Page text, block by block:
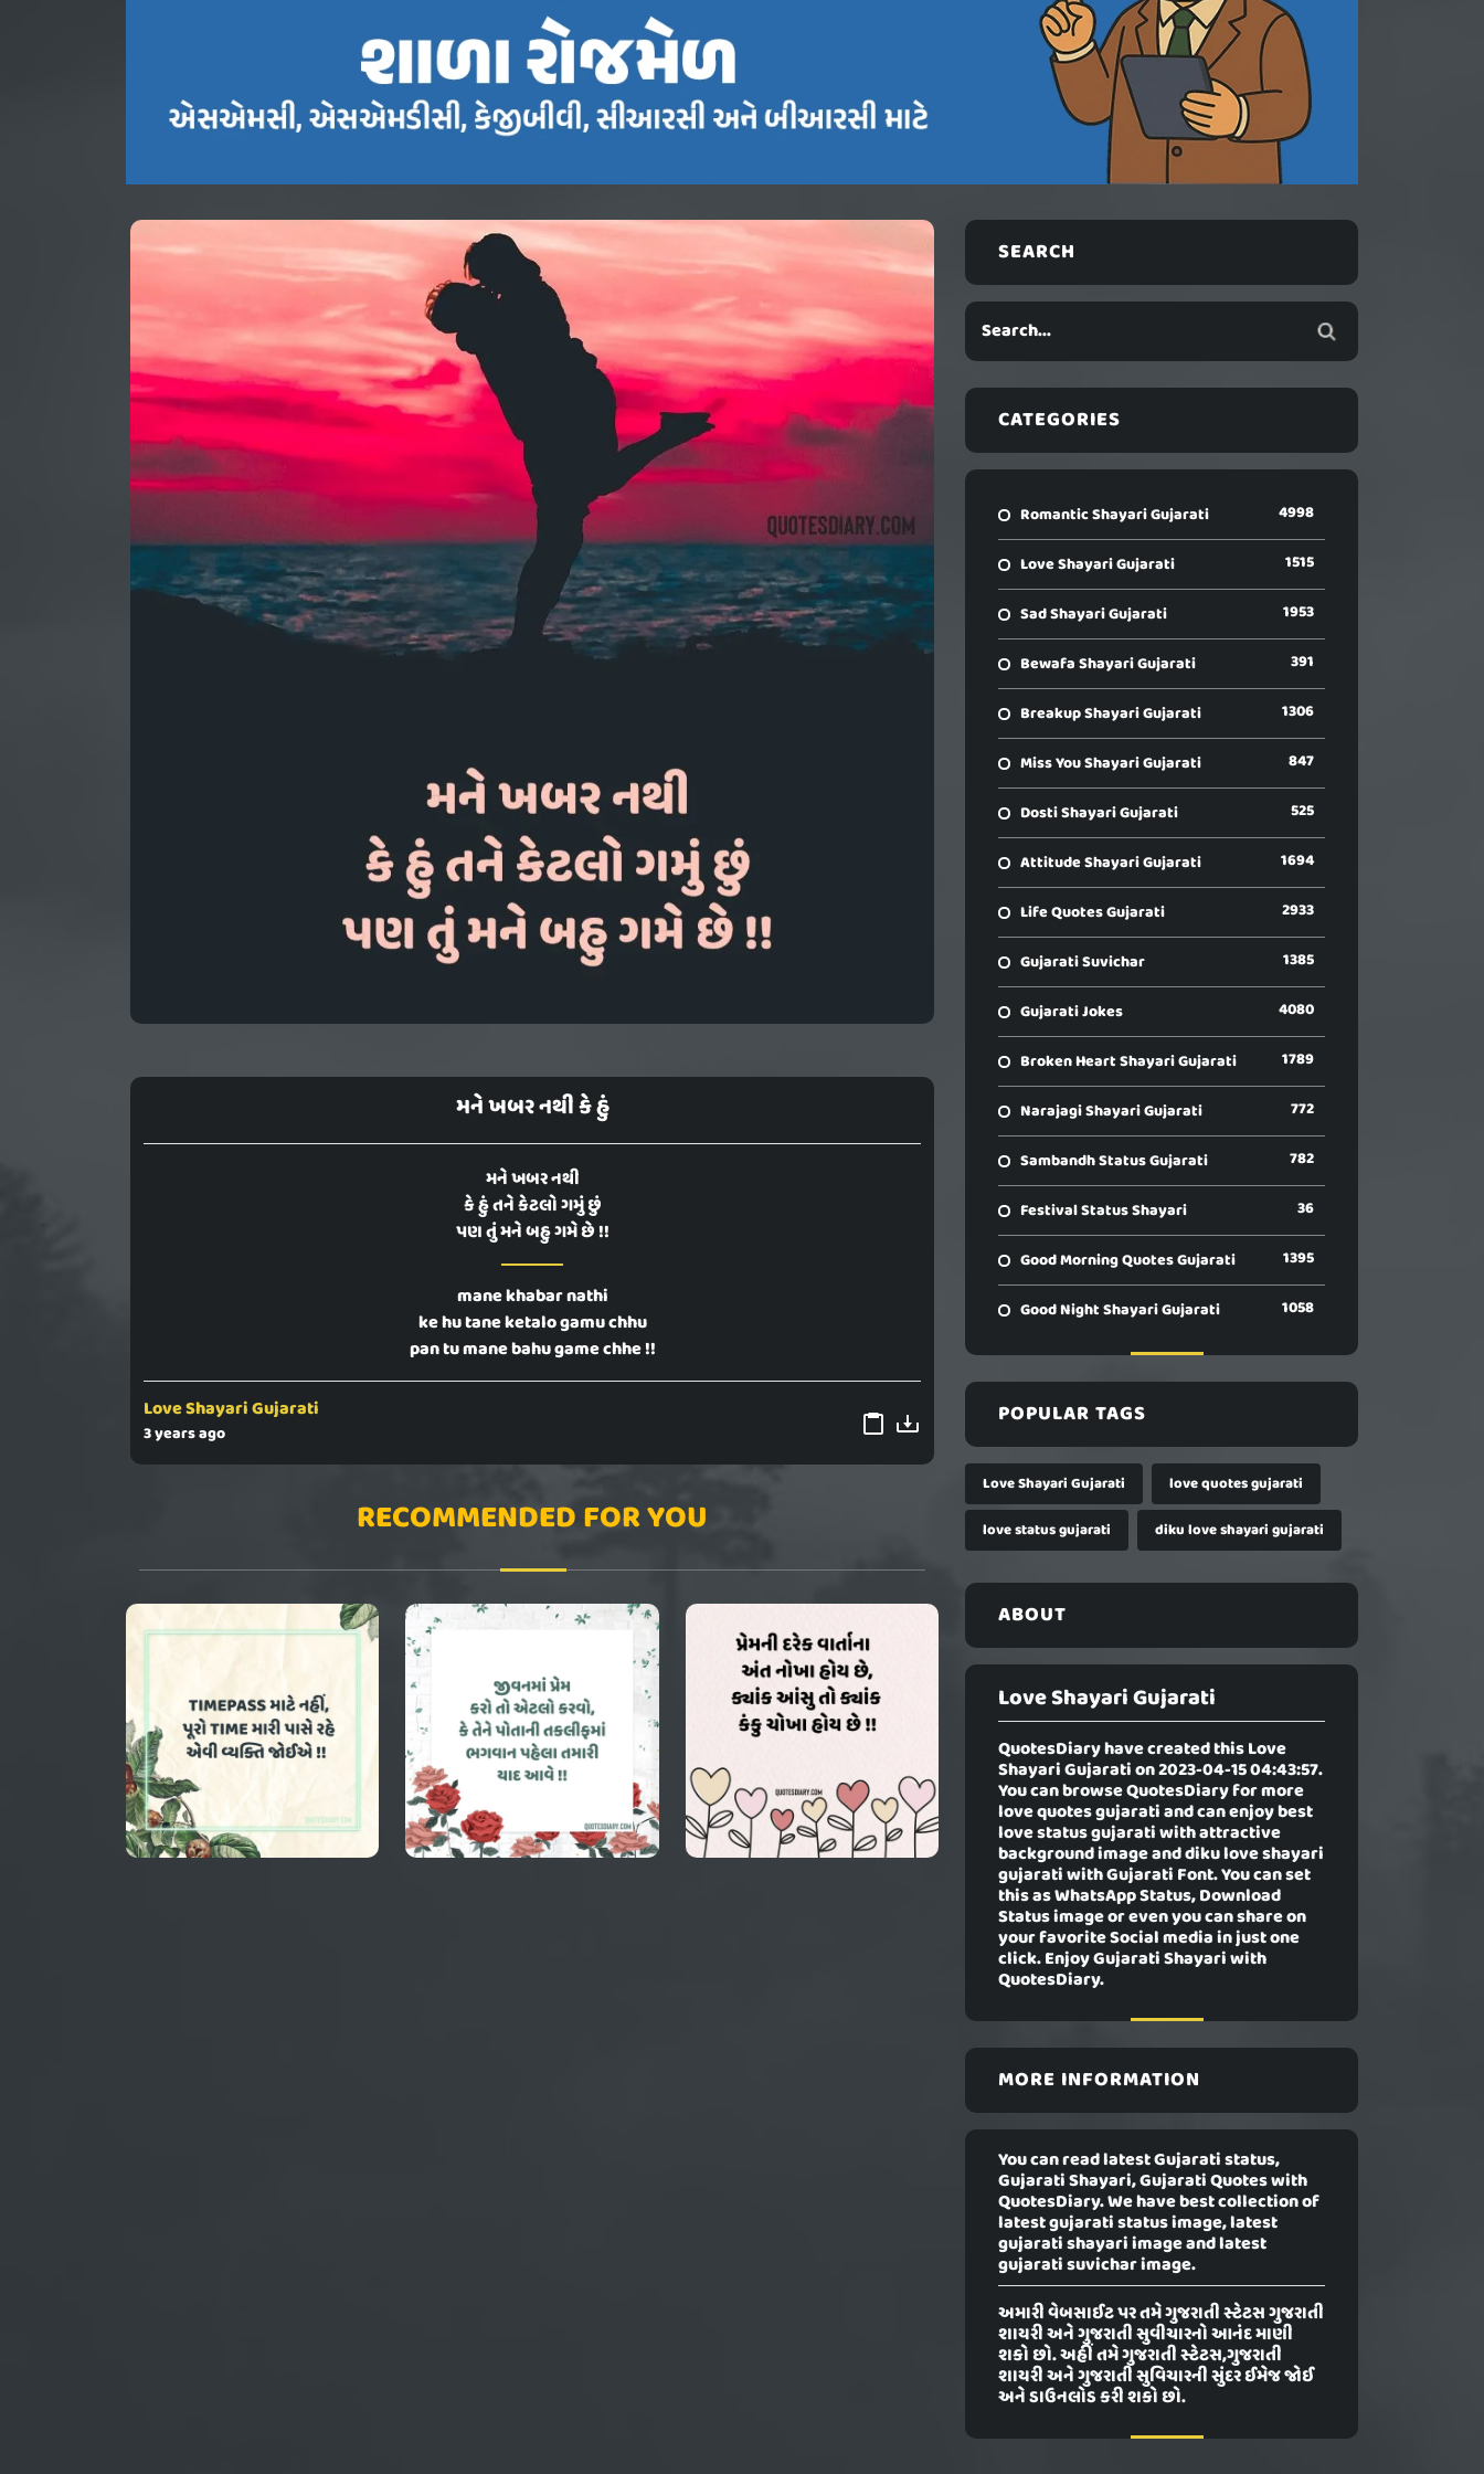
મને ખબર નથી કે હું
મને ખબર નથી
કે હું તને કેટલો ગમું છું
પણ તું મને બહુ ગમે છે !!
mane khabar nathi
ke hu tane ketalo gamu chhu
pan tu mane bahu game chhe !!
Love Shayari Gujarati
3 years ago
RECOMMENDED FOR YOU
SEARCH
CATEGORIES
Romantic Shayari Gujarati 4998
Love Shayari Gujarati 1515
Sad Shayari Gujarati 1953
Bewafa Shayari Gujarati 391
Breakup Shayari Gujarati 1306
Miss You Shayari Gujarati 847
Dosti Shayari Gujarati 525
Attitude Shayari Gujarati 1694
Life Quotes Gujarati 2933
Gujarati Suvichar 1385
Gujarati Jokes 4080
Broken Heart Shayari Gujarati 1789
Narajagi Shayari Gujarati 772
Sambandh Status Gujarati 782
Festival Status Shayari 36
Good Morning Quotes Gujarati 1395
Good Night Shayari Gujarati 1058
POPULAR TAGS
Love Shayari Gujarati
love quotes gujarati
love status gujarati
diku love shayari gujarati
ABOUT
Love Shayari Gujarati
QuotesDiary have created thisLove
Shayari Gujaration 2023-04-15 04:43:57.
You can browse QuotesDiary for more
love quotes gujarati and can enjoy best
love status gujarati with attractive
background image and diku love shayari
gujarati with Gujarati Font. You can set
this as WhatsApp Status, Download
Status image or even you can share on
your favorite Social media in just one
click. Enjoy Gujarati Shayari with
QuotesDiary.
MORE INFORMATION
You can read latest Gujarati status,
Gujarati Shayari, Gujarati Quotes with
QuotesDiary. We have best collection of
latest gujarati status image, latest
gujarati shayari image and latest
gujarati suvichar image.
અમારી વેબસાઈટ પર તમે ગુજરાતી સ્ટેટસ ગુજરાતી
શાયરી અને ગુજરાતી સુવીચારનો આનંદ માણી
શકો છો. અહીં તમે ગુજરાતી સ્ટેટસ,ગુજરાતી
શાયરી અને ગુજરાતી સુવિચારની સુંદર ઈમેજ જોઈ
અને ડાઉનલોડ કરી શકો છો.